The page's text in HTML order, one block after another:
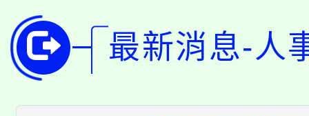
局官網。
8月14至27日，桃園電
開!
115年桃園市運動會8/
田徑場及游泳池舉行。
最新消息-人